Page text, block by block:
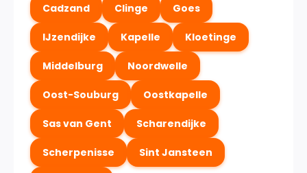
Cadzand Clinge Goes
IJzendijke Kapelle Kloetinge
Middelburg Noordwelle
Oost-Souburg Oostkapelle
Sas van Gent Scharendijke
Scherpenisse Sint Jansteen